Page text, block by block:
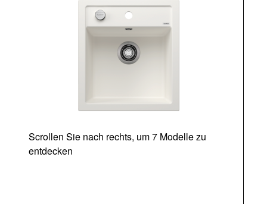
Scrollen Sie nach rechts, um 7 Modelle zu
entdecken